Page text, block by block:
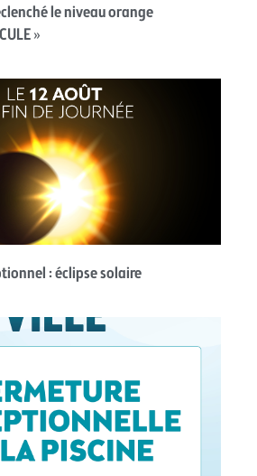
le niveau orange
»
: éclipse solaire